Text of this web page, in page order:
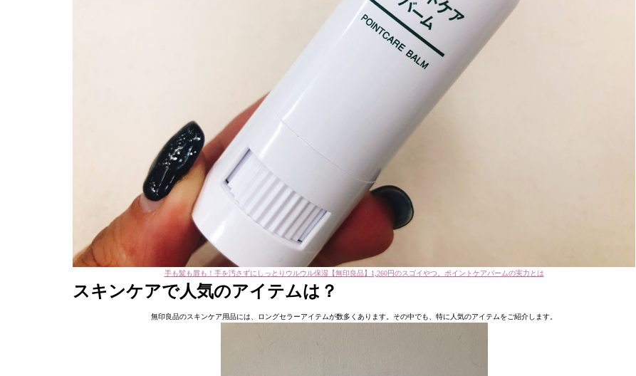
手も髪も唇も！手を汚さずにしっとりウルウル保湿【無印良品】1,260円のスゴイやつ。ポイントケアバームの実力とは
スキンケアで人気のアイテムは？
無印良品のスキンケア用品には、ロングセラーアイテムが数多くあります。その中でも、特に人気のアイテムをご紹介します。